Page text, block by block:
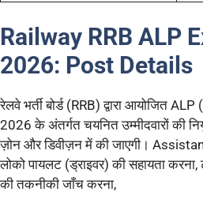
Railway RRB ALP
2026: Post Details
रेलवे भर्ती बोर्ड (RRB) द्वारा आयोजित
2026 के अंतर्गत चयनित उम्मीदवारों की
ज़ोन और डिवीज़न में की जाएगी।
लोको पायलट (ड्राइवर) की सहायता
की तकनीकी जाँच करना,